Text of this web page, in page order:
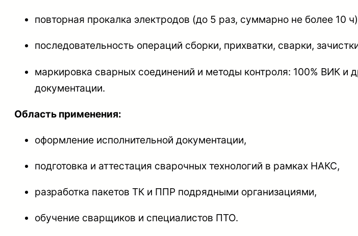
о
и
ч
к
р
повторная прокалка электродов (до 5 раз, суммарно не более 10
последовательность операций сборки, прихватки, сварки,
маркировка сварных соединений и методы контроля: 100% ВИК
документации.
Область применения:
оформление исполнительной документации,
подготовка и аттестация сварочных технологий в рамках НАКС,
разработка пакетов ТК и ППР подрядными организациями,
обучение сварщиков и специалистов ПТО.